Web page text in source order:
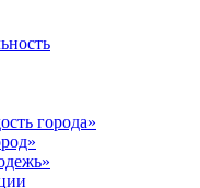
города»